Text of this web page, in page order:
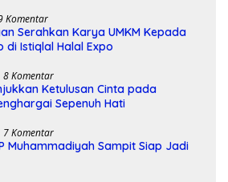
Komentar
Serahkan Karya UMKM Kepada
di Istiqlal Halal Expo
8 Komentar
Ketulusan Cinta pada
Sepenuh Hati
7 Komentar
Muhammadiyah Sampit Siap Jadi